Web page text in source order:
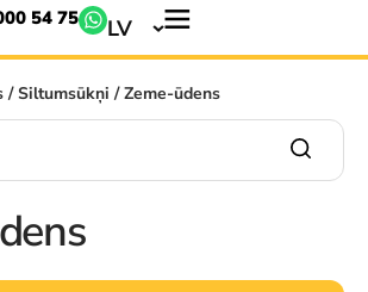
54 75 LV
/Siltumsūkņi / Zeme-ūdens